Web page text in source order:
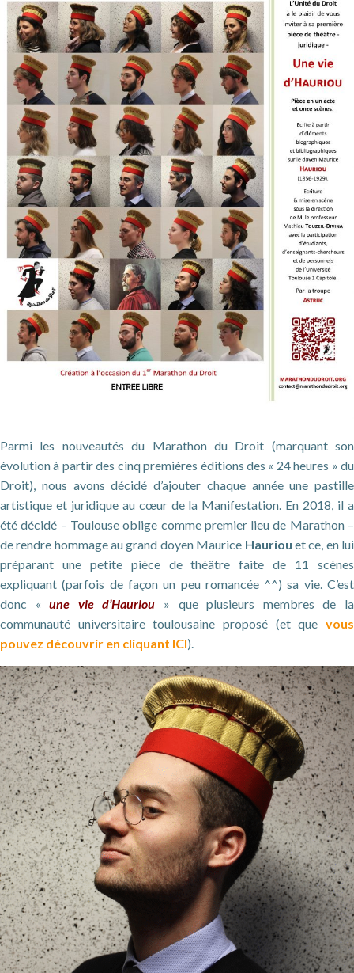
Parmi les nouveautés du Marathon du Droit (marquant son
évolution à partir des cinq premières éditions des « 24 heures » du
Droit), nous avons décidé d’ajouter chaque année une pastille
artistique et juridique au cœur de la Manifestation. En 2018, il a
été décidé – Toulouse oblige comme premier lieu de Marathon –
de rendre hommage au grand doyen Maurice Hauriou et ce, en lui
préparant une petite pièce de théâtre faite de 11 scènes
expliquant (parfois de façon un peu romancée ^^) sa vie. C’est
donc «une vie d’Hauriou » que plusieurs membres de la
communauté universitaire toulousaine proposé (et que vous
pouvez découvrir en cliquant ICI).